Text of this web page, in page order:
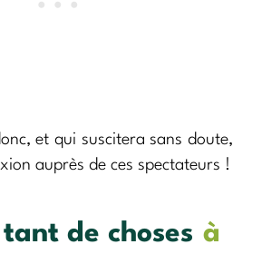
et qui suscitera sans doute,
auprès de ces spectateurs !
de choses à